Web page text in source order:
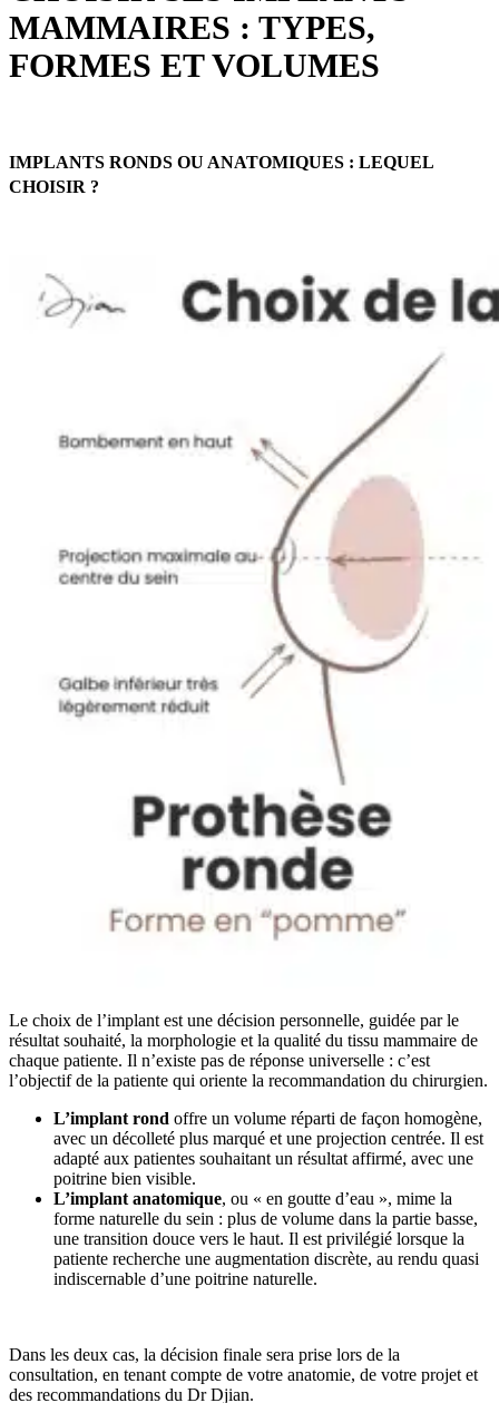
MAMMAIRES : TYPES,
FORMES ET VOLUMES
IMPLANTS RONDS OU ANATOMIQUES : LEQUEL
CHOISIR ?
Le choix de l’implant est une décision personnelle, guidée par le
résultat souhaité, la morphologie et la qualité du tissu mammaire de
chaque patiente. Il n’existe pas de réponse universelle : c’est
l’objectif de la patiente qui oriente la recommandation du chirurgien.
L’implant rond offre un volume réparti de façon homogène,
avec un décolleté plus marqué et une projection centrée. Il est
adapté aux patientes souhaitant un résultat affirmé, avec une
poitrine bien visible.
L’implant anatomique, ou « en goutte d’eau », mime la
forme naturelle du sein : plus de volume dans la partie basse,
une transition douce vers le haut. Il est privilégié lorsque la
patiente recherche une augmentation discrète, au rendu quasi
indiscernable d’une poitrine naturelle.
Dans les deux cas, la décision finale sera prise lors de la
consultation, en tenant compte de votre anatomie, de votre projet et
des recommandations du Dr Djian.